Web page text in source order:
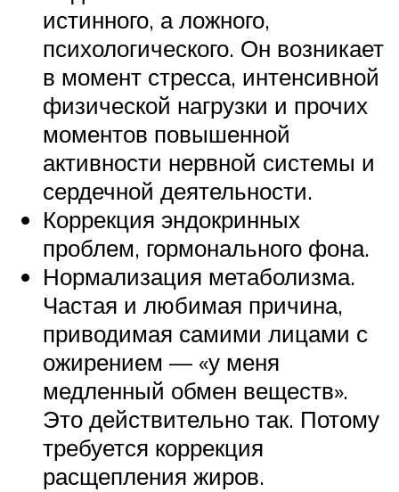
истинного, а ложного,
психологического. Он возникает
в момент стресса, интенсивной
физической нагрузки и прочих
моментов повышенной
активности нервной системы и
сердечной деятельности.
Коррекция эндокринных
проблем, гормонального фона.
Нормализация метаболизма.
Частая и любимая причина,
приводимая самими лицами с
ожирением — «у меня
медленный обмен веществ».
Это действительно так. Потому
требуется коррекция
расщепления жиров.